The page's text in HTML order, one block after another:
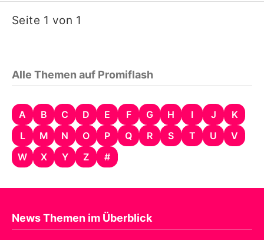
Seite 1 von 1
Alle Themen auf Promiflash
A B C D E F G H I J
K
L
M N O P Q R S T U
V
W
X Y Z #
News Themen im Überblick